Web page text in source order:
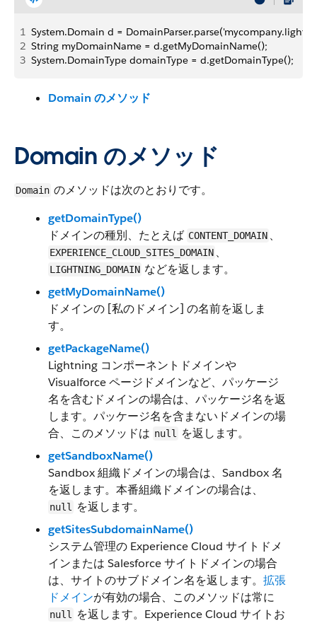
1 System.Domain d =
2 String myDomainName = d.getMyDomainName();
3 System.DomainType domainType = d.getDomainType();
Domain のメソッド
Domain のメソッド
Domain のメソッドは次のとおりです。
getDomainType()
ドメインの種別、たとえば CONTENT_DOMAIN 、
EXPERIENCE_CLOUD_SITES_DOMAIN 、
LIGHTNING_DOMAIN などを返します。
getMyDomainName()
ドメインの [私のドメイン] の名前を返しま
す。
getPackageName()
Lightning コンポーネントドメインや
Visualforce ページドメインなど、パッケージ
名を含むドメインの場合は、パッケージ名を返
します。パッケージ名を含まないドメインの場
合、このメソッドは null
を返します。
getSandboxName()
Sandbox 組織ドメインの場合は、Sandbox 名
を返します。本番組織ドメインの場合は、
null
を返します。
getSitesSubdomainName()
システム管理の Experience Cloud サイトドメ
インまたは Salesforce サイトドメインの場合
は、サイトのサブドメイン名を返します。 拡張
ドメインが有効の場合、このメソッドは常に
null
を返します。Experience Cloud サイトお